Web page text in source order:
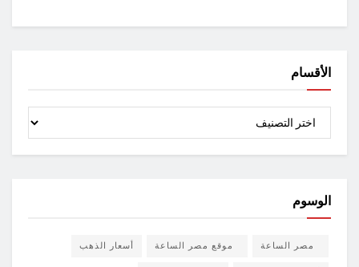
الأقسام
الأقسام
الوسوم
مصر الساعة موقع مصر الساعة أسعار الذهب